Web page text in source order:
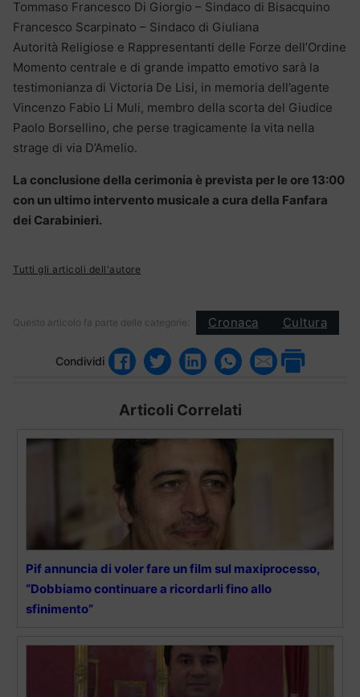
​Tommaso Francesco Di Giorgio – Sindaco di Bisacquino
​Francesco Scarpinato – Sindaco di Giuliana
​Autorità Religiose e Rappresentanti delle Forze dell’Ordine
​Momento centrale e di grande impatto emotivo sarà la
testimonianza di Victoria De Lisi, in memoria dell’agente
Vincenzo Fabio Li Muli, membro della scorta del Giudice
Paolo Borsellino, che perse tragicamente la vita nella
strage di via D’Amelio.
​La conclusione della cerimonia è prevista per le ore 13:00
con un ultimo intervento musicale a cura della Fanfara
dei Carabinieri.
Tutti gli articoli dell'autore
Questo articolo fa parte delle categorie: Cronaca Cultura
Condividi
Articoli Correlati
Pif annuncia di voler fare un film sul maxiprocesso,
“Dobbiamo continuare a ricordarli fino allo
sfinimento”